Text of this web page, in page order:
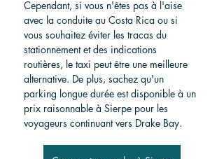
Cependant, si vous n'êtes pas à l'aise
avec la conduite au Costa Rica ou si
vous souhaitez éviter les tracas du
stationnement et des indications
routières, le taxi peut être une meilleure
alternative. De plus, sachez qu'un
parking longue durée est disponible à un
prix raisonnable à Sierpe pour les
voyageurs continuant vers Drake Bay.